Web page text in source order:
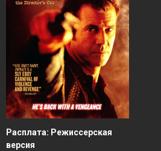
Расплата: Режиссерская
версия